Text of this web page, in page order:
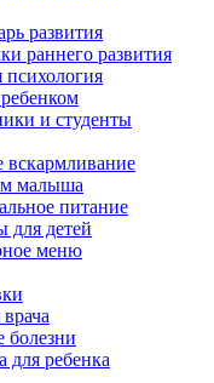
развития
раннего развития
психология
и студенты
вскармливание
малыша
питание
для детей
меню
болезни
для ребенка